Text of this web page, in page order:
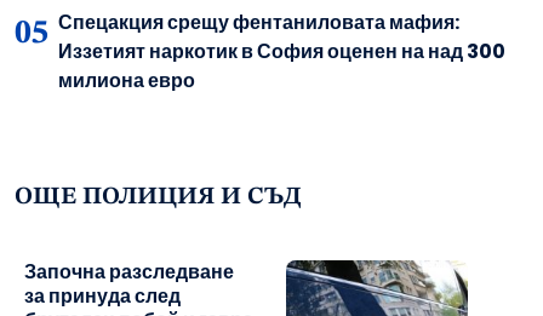
Спецакция срещу фентаниловата мафия:
Иззетият наркотик в София оценен на над 300
милиона евро
ОЩЕ ПОЛИЦИЯ И СЪД
Започна разследване
за принуда след